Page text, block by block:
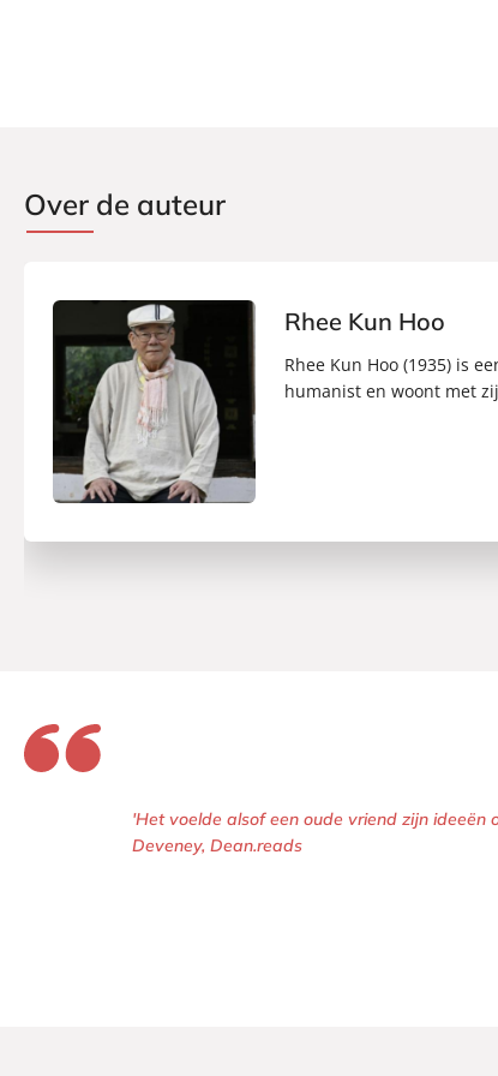
Over de auteur
Rhee Kun Hoo
Rhee Kun Hoo (1935) is
humanist en woont met
'Het voelde alsof een oude vriend zijn
Deveney, Dean.reads